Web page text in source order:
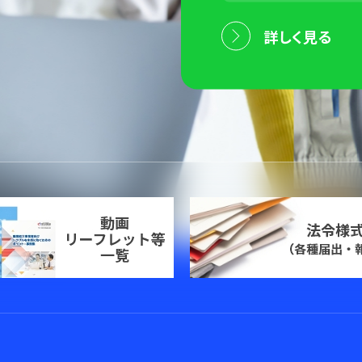
詳しく見る